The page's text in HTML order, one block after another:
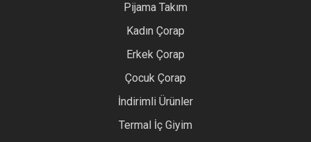
Pijama Takım
Kadın Çorap
Erkek Çorap
Çocuk Çorap
İndirimli Ürünler
Termal İç Giyim